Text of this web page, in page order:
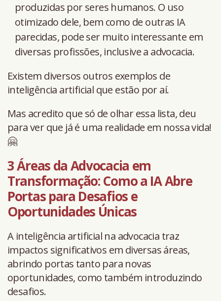
produzidas por seres humanos. O uso
otimizado dele, bem como de outras IA
parecidas, pode ser muito interessante em
diversas profissões, inclusive a advocacia.
Existem diversos outros exemplos de
inteligência artificial que estão por aí.
Mas acredito que só de olhar essa lista, deu
para ver que já é uma realidade em nossa vida!
🤗
3 Áreas da Advocacia em
Transformação: Como a IA Abre
Portas para Desafios e
Oportunidades Únicas
A inteligência artificial na advocacia traz
impactos significativos em diversas áreas,
abrindo portas tanto para novas
oportunidades, como também introduzindo
desafios.